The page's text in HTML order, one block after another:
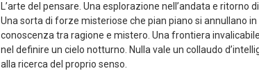
L’arte del pensare. Una esplorazione nell’andata e
Una sorta di forze misteriose che pian piano si annullano
conoscenza tra ragione e mistero. Una frontiera
nel definire un cielo notturno. Nulla vale un collaudo
alla ricerca del proprio senso.